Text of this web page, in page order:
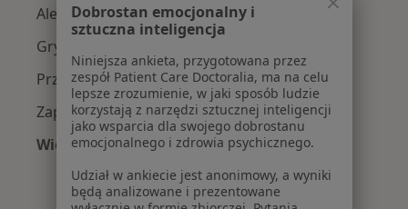
Alergia w Poznaniu
Grypa w Poznaniu
Przeziębienie w Poznaniu
Zapalenie oskrzeli w Poznaniu
Więcej (15)
Więcej w kategorii: Najczęście leczone
Dobrostan emocjonalny i
sztuczna inteligencja
Niniejsza ankieta, przygotowana przez
zespół Patient Care Doctoralia, ma na celu
lepsze zrozumienie, w jaki sposób ludzie
korzystają z narzędzi sztucznej inteligencji
jako wsparcia dla swojego dobrostanu
emocjonalnego i zdrowia psychicznego.
Udział w ankiecie jest anonimowy, a wyniki
będą analizowane i prezentowane